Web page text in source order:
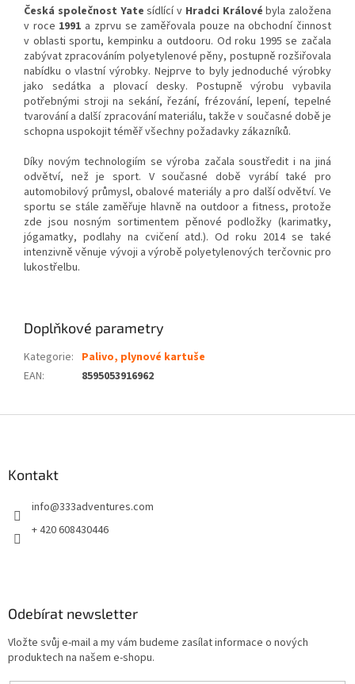
Česká společnost Yate sídlící v Hradci Králové byla založena
v roce 1991 a zprvu se zaměřovala pouze na obchodní činnost
v oblasti sportu, kempinku a outdooru. Od roku 1995 se začala
zabývat zpracováním polyetylenové pěny, postupně rozšiřovala
nabídku o vlastní výrobky. Nejprve to byly jednoduché výrobky
jako sedátka a plovací desky. Postupně výrobu vybavila
potřebnými stroji na sekání, řezání, frézování, lepení, tepelné
tvarování a další zpracování materiálu, takže v současné době je
schopna uspokojit téměř všechny požadavky zákazníků.
Díky novým technologiím se výroba začala soustředit i na jiná
odvětví, než je sport. V současné době vyrábí také pro
automobilový průmysl, obalové materiály a pro další odvětví. Ve
sportu se stále zaměřuje hlavně na outdoor a fitness, protože
zde jsou nosným sortimentem pěnové podložky (karimatky,
jógamatky, podlahy na cvičení atd.). Od roku 2014 se také
intenzivně věnuje vývoji a výrobě polyetylenových terčovnic pro
lukostřelbu.
Doplňkové parametry
Kategorie: Palivo, plynové kartuše
EAN: 8595053916962
Kontakt
info@333adventures.com
+ 420 608430446
Odebírat newsletter
Vložte svůj e-mail a my vám budeme zasílat informace o nových
produktech na našem e-shopu.